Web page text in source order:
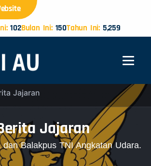
102Bulan Ini:150Tahun Ini: 5,259
Jajaran
Jajaran
dan Balakpus TNI Angkatan Udara.